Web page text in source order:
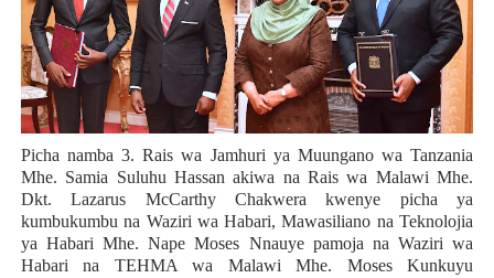
Picha namba 3. Rais wa Jamhuri ya Muungano wa Tanzania
Mhe. Samia Suluhu Hassan akiwa na Rais wa Malawi Mhe.
Dkt. Lazarus McCarthy Chakwera kwenye picha ya
kumbukumbu na Waziri wa Habari, Mawasiliano na Teknolojia
ya Habari Mhe. Nape Moses Nnauye pamoja na Waziri wa
Habari na TEHMA wa Malawi Mhe. Moses Kunkuyu